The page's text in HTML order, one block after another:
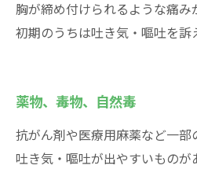
胸が締め付けられるような痛み
初期のうちは吐き気・嘔吐を訴
薬物、毒物、自然毒
抗がん剤や医療用麻薬など一
吐き気・嘔吐が出やすいものが